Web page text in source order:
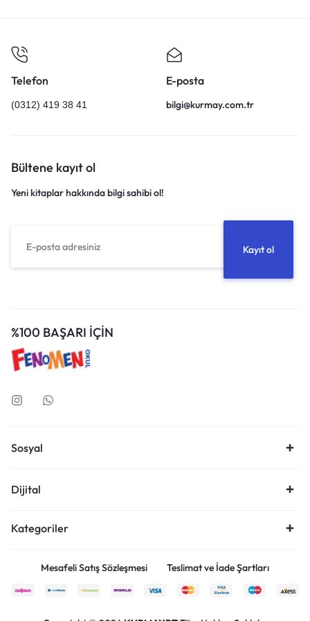
Telefon
(0312) 419 38 41
E-posta
bilgi@kurmay.com.tr
Bültene kayıt ol
Yeni kitaplar hakkında bilgi sahibi ol!
%100 BAŞARI İÇİN
Sosyal
Dijital
Kategoriler
Mesafeli Satış Sözleşmesi Teslimat ve İade Şartları